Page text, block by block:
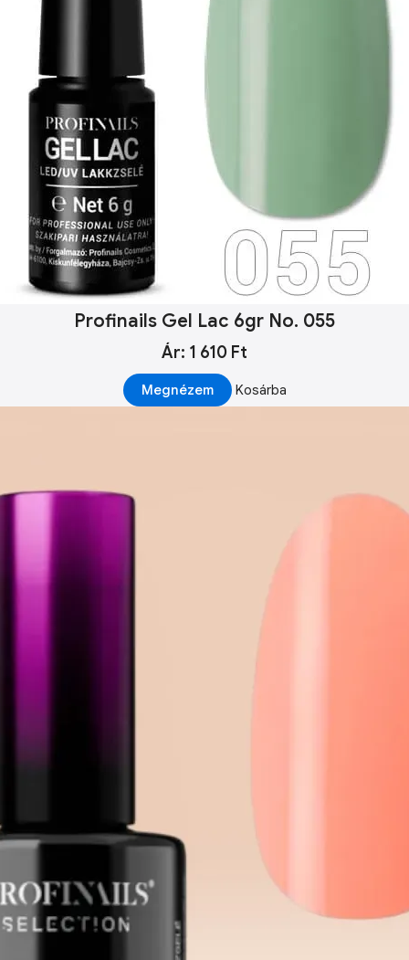
Profinails Gel Lac 6gr No. 055
Ár: 1 610 Ft
Megnézem Kosárba